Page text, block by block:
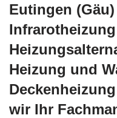
Eutingen
Heizung und
wir Ihr